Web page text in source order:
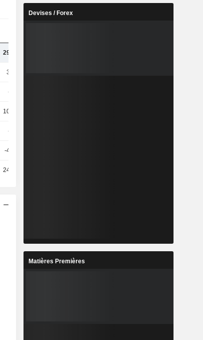
29,92 M
31,4 M
-479 k
10,29 M
-248 k
-4,56 M
24,91 M
Devises / Forex
Matières Premières